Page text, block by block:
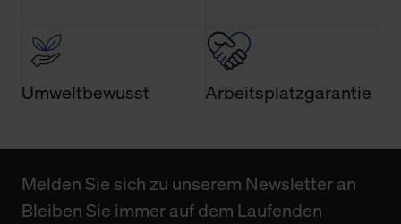
Umweltbewusst Arbeitsplatzgarantie
Melden Sie sich zu unserem Newsletter an
Bleiben Sie immer auf dem Laufenden